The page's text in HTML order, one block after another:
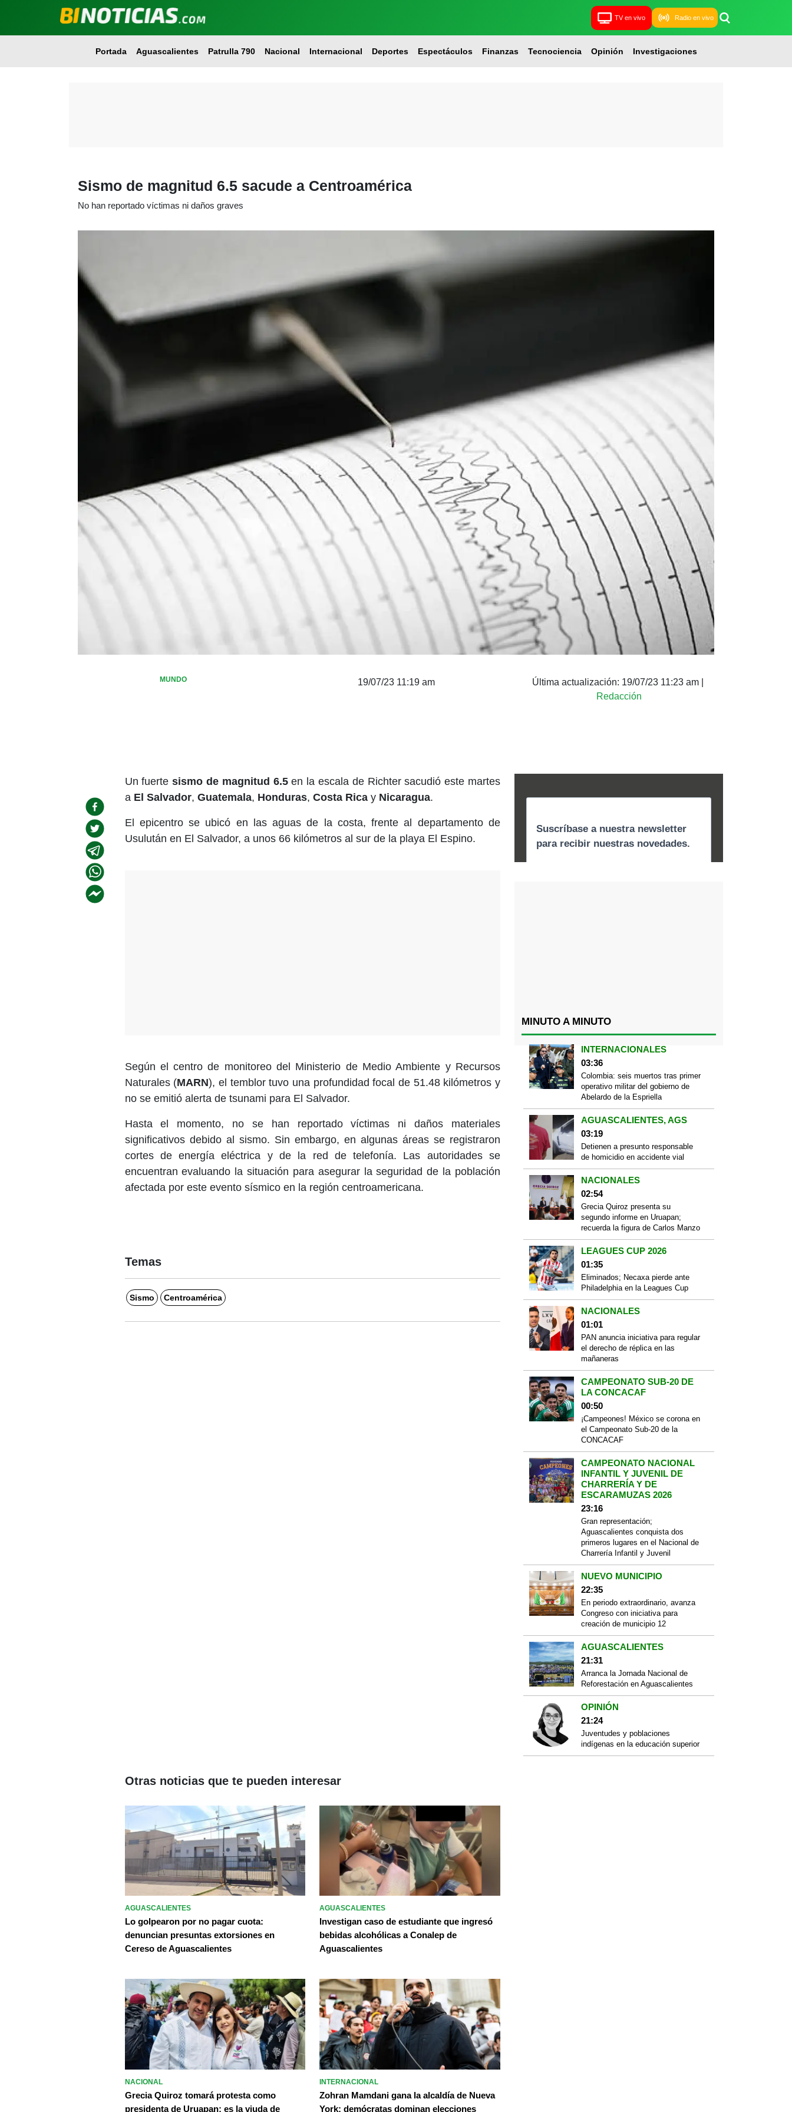
TV en vivo Radio en vivo
Portada Aguascalientes Patrulla 790 Nacional Internacional Deportes Espectáculos Finanzas Tecnociencia Opinión Investigaciones
Sismo de magnitud 6.5 sacude a Centroamérica
No han reportado víctimas ni daños graves
MUNDO 19/07/23 11:19 am Última actualización: 19/07/23 11:23 am|
Redacción
Un fuertesismo de magnitud 6.5en la escala de Richter sacudió este martes
a El Salvador, Guatemala, Honduras, Costa Ricay Nicaragua.
El epicentro se ubicó en las aguas de la costa, frente al departamento de
Usulután en El Salvador, a unos 66 kilómetros al sur de la playa El Espino.
Según el centro de monitoreo del Ministerio de Medio Ambiente y Recursos
Naturales (MARN), el temblor tuvo una profundidad focal de 51.48 kilómetros y
no se emitió alerta de tsunami para El Salvador.
Hasta el momento, no se han reportado víctimas ni daños materiales
significativos debido al sismo. Sin embargo, en algunas áreas se registraron
cortes de energía eléctrica y de la red de telefonía. Las autoridades se
encuentran evaluando la situación para asegurar la seguridad de la población
afectada por este evento sísmico en la región centroamericana.
Temas
Sismo Centroamérica
MINUTO A MINUTO
INTERNACIONALES
03:36
Colombia: seis muertos tras primer
operativo militar del gobierno de
Abelardo de la Espriella
AGUASCALIENTES, AGS
03:19
Detienen a presunto responsable
de homicidio en accidente vial
NACIONALES
02:54
Grecia Quiroz presenta su
segundo informe en Uruapan;
recuerda la figura de Carlos Manzo
LEAGUES CUP 2026
01:35
Eliminados; Necaxa pierde ante
Philadelphia en la Leagues Cup
NACIONALES
01:01
PAN anuncia iniciativa para regular
el derecho de réplica en las
mañaneras
CAMPEONATO SUB-20 DE
LA CONCACAF
00:50
¡Campeones! México se corona en
el Campeonato Sub-20 de la
CONCACAF
CAMPEONATO NACIONAL
INFANTIL Y JUVENIL DE
CHARRERÍA Y DE
ESCARAMUZAS 2026
23:16
Gran representación;
Aguascalientes conquista dos
primeros lugares en el Nacional de
Charrería Infantil y Juvenil
NUEVO MUNICIPIO
22:35
En periodo extraordinario, avanza
Congreso con iniciativa para
creación de municipio 12
AGUASCALIENTES
21:31
Arranca la Jornada Nacional de
Reforestación en Aguascalientes
OPINIÓN
21:24
Juventudes y poblaciones
indígenas en la educación superior
Otras noticias que te pueden interesar
AGUASCALIENTES
Lo golpearon por no pagar cuota:
denuncian presuntas extorsiones en
Cereso de Aguascalientes
AGUASCALIENTES
Investigan caso de estudiante que ingresó
bebidas alcohólicas a Conalep de
Aguascalientes
NACIONAL
Grecia Quiroz tomará protesta como
presidenta de Uruapan; es la viuda de
INTERNACIONAL
Zohran Mamdani gana la alcaldía de Nueva
York; demócratas dominan elecciones